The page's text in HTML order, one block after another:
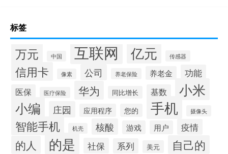
标签
万元 中国 互联网 亿元 传感器
信用卡 像素 公司 养老保险 养老金 功能
医保 医疗保险 华为 同比增长 基数 小米
小编 庄园 应用程序 您的 手机 摄像头
智能手机 机壳 核酸 游戏 用户 疫情
的人 的是 社保 系列 美元 自己的